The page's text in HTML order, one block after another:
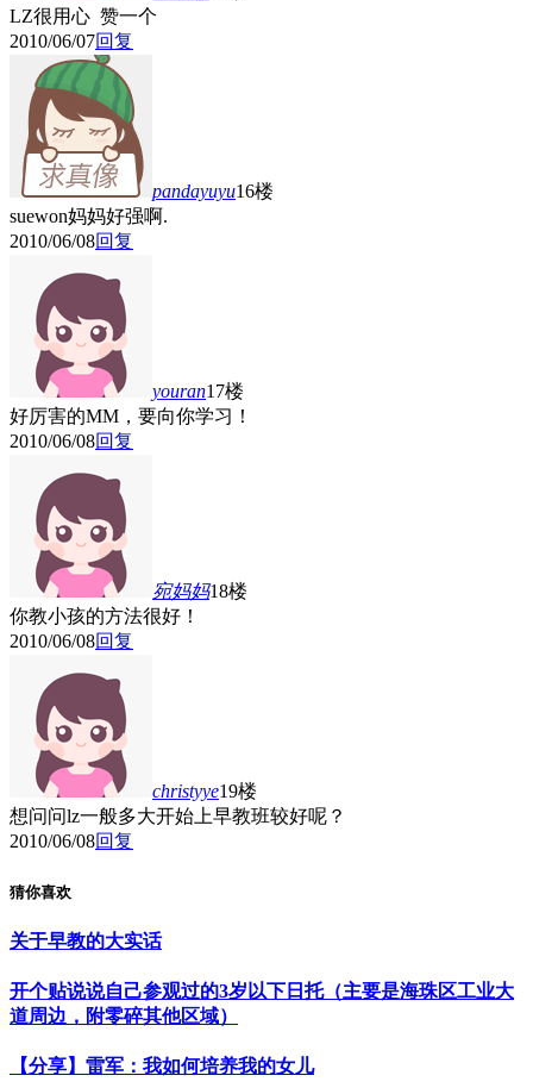
LZ很用心 赞一个
2010/06/07回复
pandayuyu16楼
suewon妈妈好强啊.
2010/06/08回复
youran17楼
好厉害的MM，要向你学习！
2010/06/08回复
宛妈妈18楼
你教小孩的方法很好！
2010/06/08回复
christyye19楼
想问问lz一般多大开始上早教班较好呢？
2010/06/08回复
猜你喜欢
关于早教的大实话
开个贴说说自己参观过的3岁以下日托（主要是海珠区工业大
道周边，附零碎其他区域）
【分享】雷军：我如何培养我的女儿